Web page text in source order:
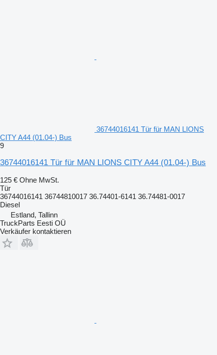
36744016141 Tür für MAN LIONS
CITY A44 (01.04-) Bus
9
36744016141 Tür für MAN LIONS CITY A44 (01.04-) Bus
125 € Ohne MwSt.
Tür
36744016141 36744810017 36.74401-6141 36.74481-0017
Diesel
Estland, Tallinn
TruckParts Eesti OÜ
Verkäufer kontaktieren